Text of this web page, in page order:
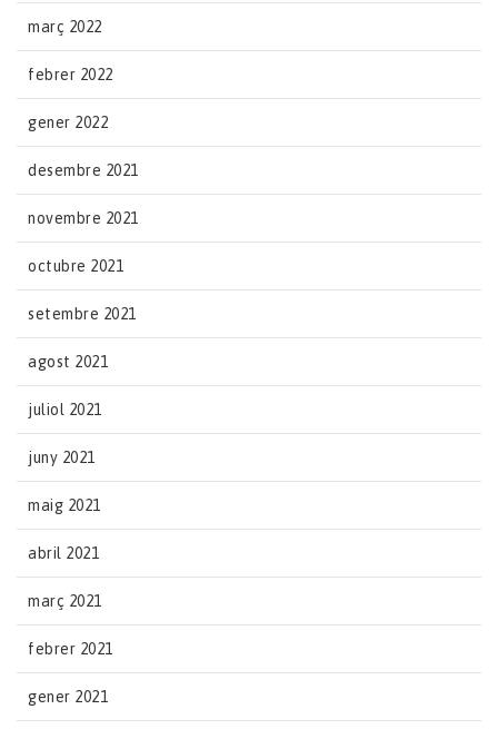
març 2022
febrer 2022
gener 2022
desembre 2021
novembre 2021
octubre 2021
setembre 2021
agost 2021
juliol 2021
juny 2021
maig 2021
abril 2021
març 2021
febrer 2021
gener 2021